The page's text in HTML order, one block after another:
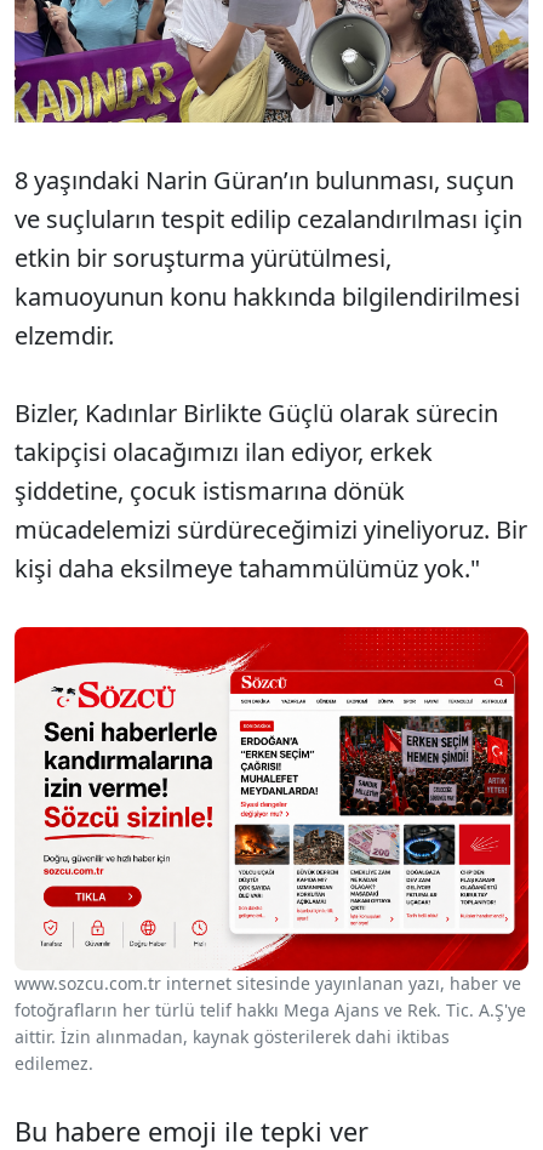
8 yaşındaki Narin Güran’ın bulunması, suçun
ve suçluların tespit edilip cezalandırılması için
etkin bir soruşturma yürütülmesi,
kamuoyunun konu hakkında bilgilendirilmesi
elzemdir.
Bizler, Kadınlar Birlikte Güçlü olarak sürecin
takipçisi olacağımızı ilan ediyor, erkek
şiddetine, çocuk istismarına dönük
mücadelemizi sürdüreceğimizi yineliyoruz. Bir
kişi daha eksilmeye tahammülümüz yok."
www.sozcu.com.tr internet sitesinde yayınlanan yazı, haber ve
fotoğrafların her türlü telif hakkı Mega Ajans ve Rek. Tic. A.Ş'ye
aittir. İzin alınmadan, kaynak gösterilerek dahi iktibas
edilemez.
Bu habere emoji ile tepki ver